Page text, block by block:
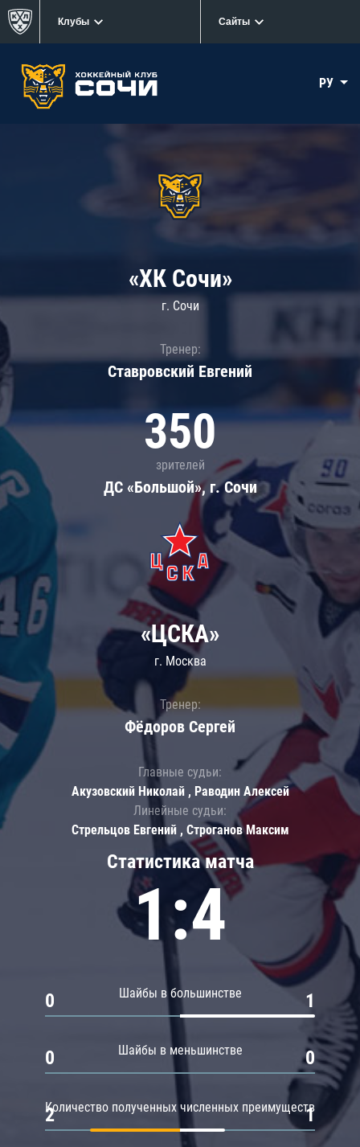
Клубы Сайты
РУ
«ХК Сочи»
г. Сочи
Тренер:
Ставровский Евгений
350
зрителей
ДС «Большой», г. Сочи
Статистика матча
1:4
Шайбы в большинстве
0 1
Шайбы в меньшинстве
0 0
Количество полученных численных преимуществ
2 1
«ЦСКА»
г. Москва
Тренер:
Фёдоров Сергей
Главные судьи:
Акузовский Николай , Раводин Алексей
Линейные судьи:
Стрельцов Евгений , Строганов Максим